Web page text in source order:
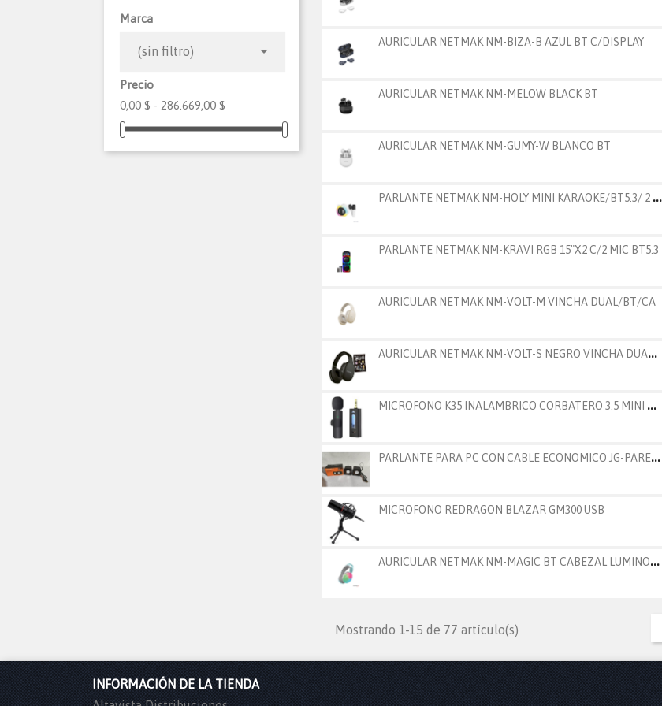
Marca
(sin filtro) 
Precio
0,00 $ - 286.669,00 $
AURICULAR NETMAK NM-BIZA-B AZUL BT C/DISPLAY
AURICULAR NETMAK NM-MELOW BLACK BT
AURICULAR NETMAK NM-GUMY-W BLANCO BT
P
ARLANTE NETMAK NM-HOLY MINI KARAOKE/BT5.3/ 2 MIC
PARLANTE NETMAK NM-KRAVI RGB 15"X2 C/2 MIC BT5.3
AURICULAR NETMAK NM-VOLT-M VINCHA DUAL/BT/CA
A
URICULAR NETMAK NM-VOLT-S NEGRO VINCHA DUAL/BT
M
ICROFONO K35 INALAMBRICO CORBATERO 3.5 MINI A PLU
P
ARLANTE PARA PC CON CABLE ECONOMICO JG-PARECO
MICROFONO REDRAGON BLAZAR GM300 USB
A
URICULAR NETMAK NM-MAGIC BT CABEZAL LUMINOSO
Mostrando 1-15 de 77 artículo(s)
INFORMACIÓN DE LA TIENDA